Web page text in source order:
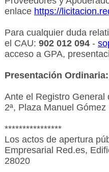
enlace https://
Para cualquier duda
el CAU: 902 012 094 -
acceso a GPA,
Presentación Ordinaria:
Ante el Registro General
2ª, Plaza Manuel
****************
Los actos de apertura
Empresarial Red.es,
28020